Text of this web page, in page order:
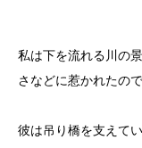
私は下を流れる川の
さなどに惹かれたので
彼は吊り橋を支えて